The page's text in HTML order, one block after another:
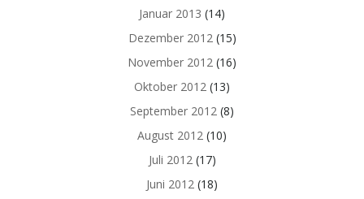
Januar 2013 (14)
Dezember 2012 (15)
November 2012 (16)
Oktober 2012 (13)
September 2012 (8)
August 2012 (10)
Juli 2012 (17)
Juni 2012 (18)